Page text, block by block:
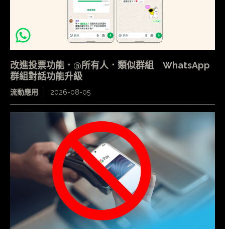
改進投票功能．@所有人．類似群組 WhatsApp
群組對話功能升級
流動應用 2026-08-05